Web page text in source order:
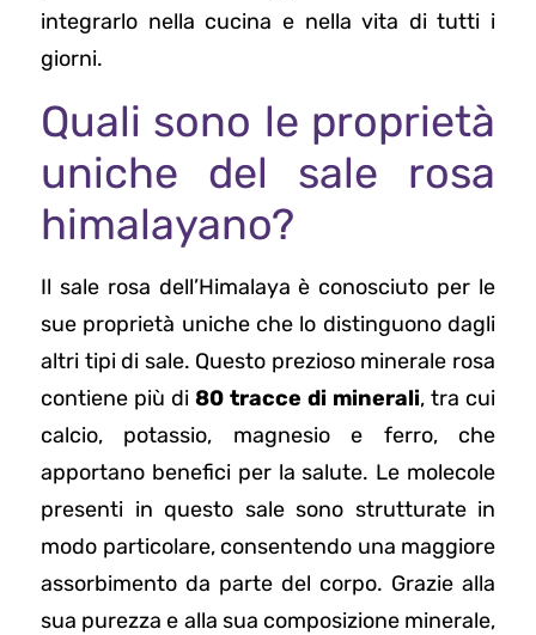
integrarlo nella cucina e nella vita di tutti i
giorni.
Quali sono le proprietà
uniche del sale rosa
himalayano?
Il sale rosa dell’Himalaya è conosciuto per le
sue proprietà uniche che lo distinguono dagli
altri tipi di sale. Questo prezioso minerale rosa
contiene più di 80 tracce di minerali, tra cui
calcio, potassio, magnesio e ferro, che
apportano benefici per la salute. Le molecole
presenti in questo sale sono strutturate in
modo particolare, consentendo una maggiore
assorbimento da parte del corpo. Grazie alla
sua purezza e alla sua composizione minerale,